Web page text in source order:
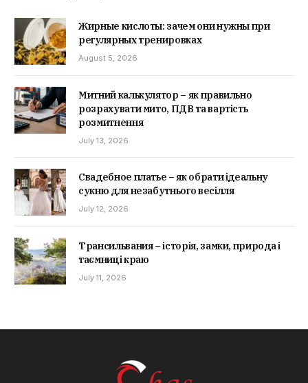
Жирные кислоты: зачем они нужны при
регулярных тренировках
August 5, 2026
Митний калькулятор – як правильно
розрахувати мито, ПДВ та вартість
розмитнення
July 13, 2026
Свадебное платье – як обрати ідеальну
сукню для незабутнього весілля
July 12, 2026
Трансильвания – історія, замки, природа і
таємниці краю
July 11, 2026